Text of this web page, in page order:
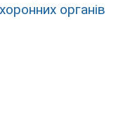
органів